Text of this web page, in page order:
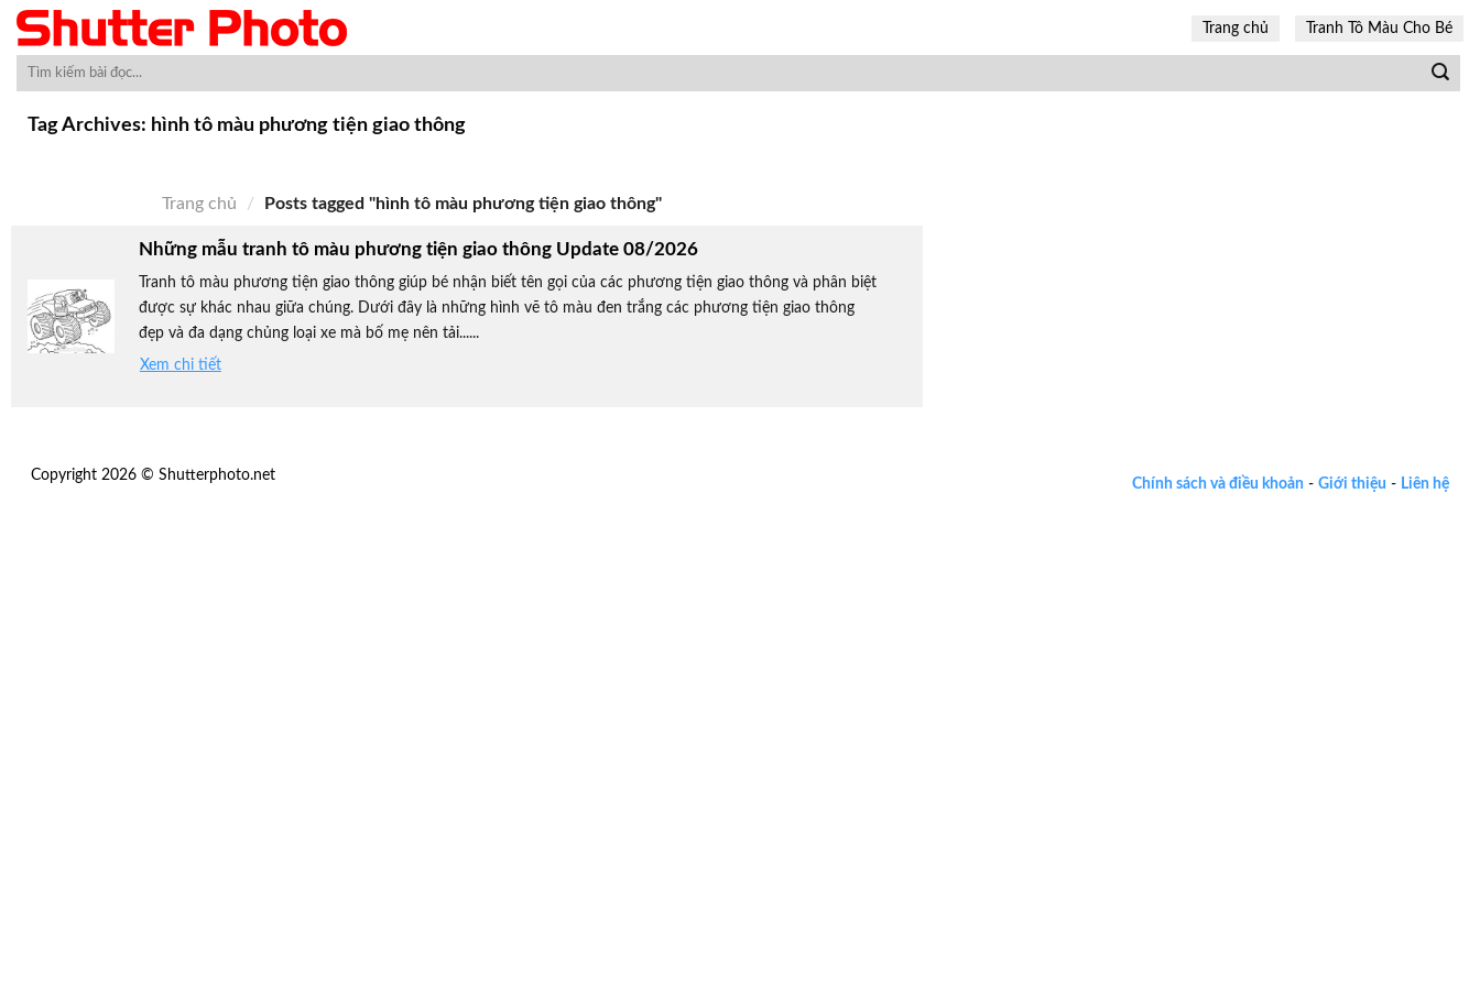
Skip
content
Trang chủ Tranh Tô Màu Cho Bé
Tag Archives: hình tô màu phương tiện giao thông
Trang chủ / Posts tagged "hình tô màu phương tiện giao thông"
Những mẫu tranh tô màu phương tiện giao thông Update 08/2026
Tranh tô màu phương tiện giao thông giúp bé nhận biết tên gọi của các phương tiện giao thông và phân biệt
được sự khác nhau giữa chúng. Dưới đây là những hình vẽ tô màu đen trắng các phương tiện giao thông
đẹp và đa dạng chủng loại xe mà bố mẹ nên tải......
Xem chi tiết
Chính sách và điều khoản - Giới thiệu - Liên hệ
Copyright 2026 © Shutterphoto.net